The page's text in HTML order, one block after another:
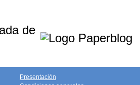
de
Presentación